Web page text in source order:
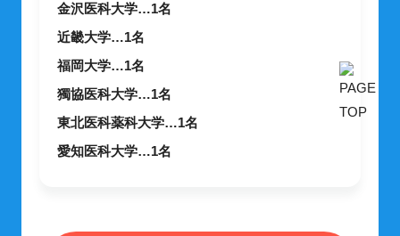
金沢医科大学…1名
近畿大学…1名
福岡大学…1名
獨協医科大学…1名
東北医科薬科大学…1名
愛知医科大学…1名